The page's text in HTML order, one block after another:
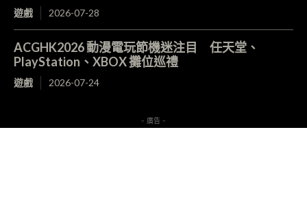
遊戲 2026-07-28
ACGHK2026 動漫電玩節機迷注目 任天堂、
PlayStation、XBOX 攤位巡禮
遊戲 2026-07-24
- 廣告 -